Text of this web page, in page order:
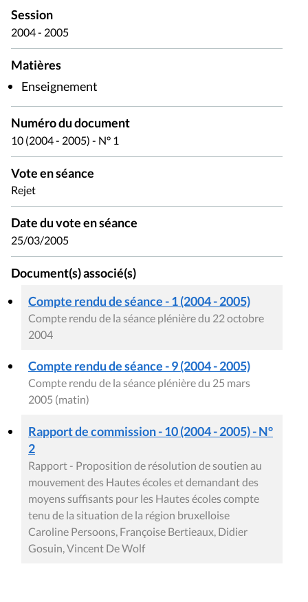
Session
2004 - 2005
Matières
Enseignement
Numéro du document
10 (2004 - 2005) - N° 1
Vote en séance
Rejet
Date du vote en séance
25/03/2005
Document(s) associé(s)
Compte rendu de séance - 1 (2004 - 2005)
Compte rendu de la séance plénière du 22 octobre
2004
Compte rendu de séance - 9 (2004 - 2005)
Compte rendu de la séance plénière du 25 mars
2005 (matin)
Rapport de commission - 10 (2004 - 2005) - N°
2
Rapport - Proposition de résolution de soutien au
mouvement des Hautes écoles et demandant des
moyens suffisants pour les Hautes écoles compte
tenu de la situation de la région bruxelloise
Caroline Persoons, Françoise Bertieaux, Didier
Gosuin, Vincent De Wolf